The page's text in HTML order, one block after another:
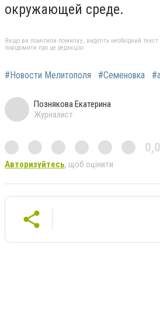
окружающей среде.
Якщо ви помітили помилку, виділіть необхідний
повідомити про це редакцію
#Новости Мелитополя #Семеновка
Познякова Екатерина
Журналист
0,0
Авторизуйтесь, щоб оцінити